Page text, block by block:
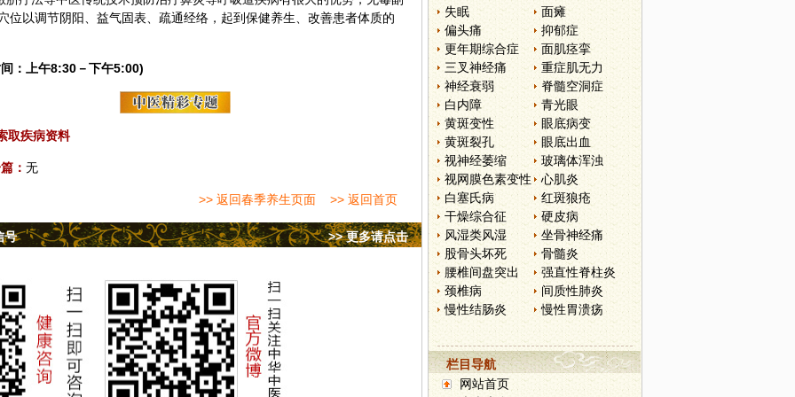
位以调节阴阳、益气固表、疏通经络，起到保健养生 、改善患者体质的
：上午8:30－下午5:00)
取疾病资料
： 无
>> 返回春季养生页面 >> 返回首页
>> 更多请点击
号
失眠
面瘫
偏头痛
抑郁症
更年期综合症
面肌痉挛
三叉神经痛
重症肌无力
神经衰弱
脊髓空洞症
白内障
青光眼
黄斑变性
眼底病变
黄斑裂孔
眼底出血
视神经萎缩
玻璃体浑浊
视网膜色素变性
心肌炎
白塞氏病
红斑狼疮
干燥综合征
硬皮病
风湿类风湿
坐骨神经痛
股骨头坏死
骨髓炎
腰椎间盘突出
强直性脊柱炎
颈椎病
间质性肺炎
慢性结肠炎
慢性胃溃疡
栏目导航
网站首页